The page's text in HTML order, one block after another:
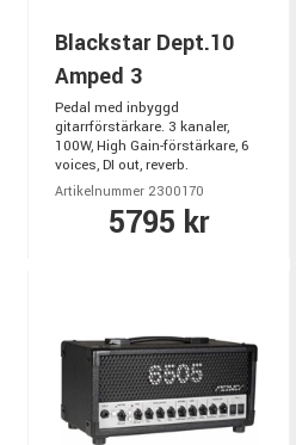
Blackstar Dept.10
Amped 3
Pedal med inbyggd
gitarrförstärkare. 3 kanaler,
100W, High Gain-förstärkare, 6
voices, DI out, reverb.
Artikelnummer 2300170
5795 kr